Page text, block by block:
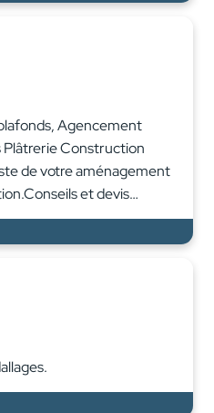
Agencement
Plâtrerie Construction
de votre aménagement
et devis…